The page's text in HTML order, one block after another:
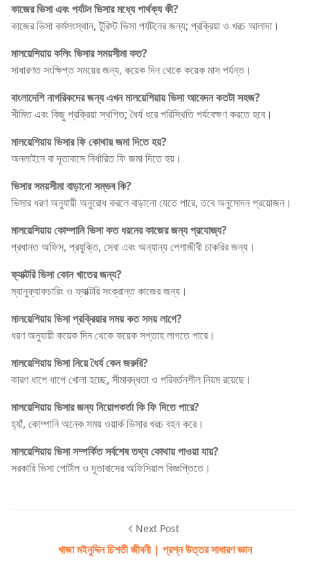
কাজের ভিসা এবং পর্যটন ভিসার মধ্যে পার্থক্য কী?
কাজের ভিসা কর্মসংস্থান, টুরিস্ট ভিসা পর্যটনের জন্য; প্রক্রিয়া ও খরচ আলাদা।
মালয়েশিয়ায় কলিং ভিসার সময়সীমা কত?
সাধারণত সংক্ষিপ্ত সময়ের জন্য, কয়েক দিন থেকে কয়েক মাস পর্যন্ত।
বাংলাদেশি নাগরিকদের জন্য এখন মালয়েশিয়ায় ভিসা আবেদন কতটা সহজ?
সীমিত এবং কিছু প্রক্রিয়া স্থগিত; ধৈর্য ধরে পরিস্থিতি পর্যবেক্ষণ করতে হবে।
মালয়েশিয়ায় ভিসার ফি কোথায় জমা দিতে হয়?
অনলাইনে বা দূতাবাসে নির্ধারিত ফি জমা দিতে হয়।
ভিসার সময়সীমা বাড়ানো সম্ভব কি?
ভিসার ধরণ অনুযায়ী অনুরোধ করলে বাড়ানো যেতে পারে, তবে অনুমোদন প্রয়োজন।
মালয়েশিয়ায় কোম্পানি ভিসা কত ধরনের কাজের জন্য প্রযোজ্য?
প্রধানত অফিস, প্রযুক্তি, সেবা এবং অন্যান্য পেশাজীবী চাকরির জন্য।
ফ্যাক্টরি ভিসা কোন খাতের জন্য?
ম্যানুফ্যাকচারিং ও ফ্যাক্টরি সংক্রান্ত কাজের জন্য।
মালয়েশিয়ায় ভিসা প্রক্রিয়ার সময় কত সময় লাগে?
ধরণ অনুযায়ী কয়েক দিন থেকে কয়েক সপ্তাহ লাগতে পারে।
মালয়েশিয়ায় ভিসা নিয়ে ধৈর্য কেন জরুরি?
কারণ ধাপে ধাপে খোলা হচ্ছে, সীমাবদ্ধতা ও পরিবর্তনশীল নিয়ম রয়েছে।
মালয়েশিয়ায় ভিসার জন্য নিয়োগকর্তা কি ফি দিতে পারে?
হ্যাঁ, কোম্পানি অনেক সময় ওয়ার্ক ভিসার খরচ বহন করে।
মালয়েশিয়ায় ভিসা সম্পর্কিত সর্বশেষ তথ্য কোথায় পাওয়া যায়?
সরকারি ভিসা পোর্টাল ও দূতাবাসের অফিসিয়াল বিজ্ঞপ্তিতে।
Next Post
খাজা মইনুদ্দিন চিশতী জীবনী | প্রশ্ন উত্তর সাধারণ জ্ঞান